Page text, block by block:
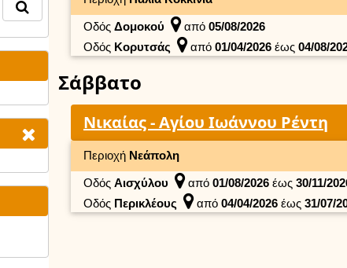
Οδός Δομοκού από 05/08/2026
Οδός Κορυτσάς από 01/04/2026έως 04/08/
Σάββατο
Νικαίας - Αγίου Ιωάννου Ρέντη
Περιοχή Νεάπολη
Οδός Αισχύλου από 01/08/2026έως 30/11/
Οδός Περικλέους από 04/04/2026έως 31/07/